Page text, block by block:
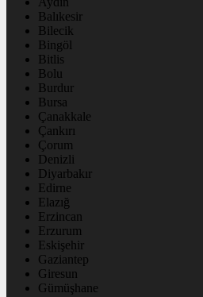
Balıkesir
Bilecik
Bingöl
Bitlis
Bolu
Burdur
Bursa
Çanakkale
Çankırı
Çorum
Denizli
Diyarbakır
Edirne
Elazığ
Erzincan
Erzurum
Eskişehir
Gaziantep
Giresun
Gümüşhane